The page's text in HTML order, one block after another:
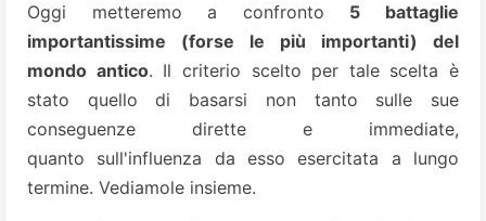
Oggi metteremo a confronto 5 battaglie
importantissime (forse le più importanti) del
mondo antico. Il criterio scelto per tale scelta è
stato quello di basarsi non tanto sulle sue
conseguenze dirette e immediate,
quanto sull'influenza da esso esercitata a lungo
termine. Vediamole insieme.